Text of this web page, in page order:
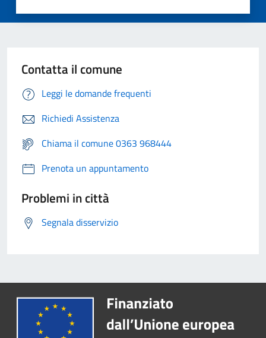
Contatta il comune
Leggi le domande frequenti
Richiedi Assistenza
Chiama il comune 0363 968444
Prenota un appuntamento
Problemi in città
Segnala disservizio